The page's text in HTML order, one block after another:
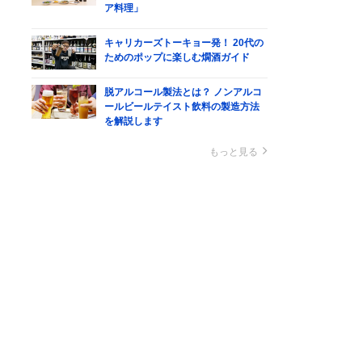
ア料理」
キャリカーズトーキョー発！ 20代の
ためのポップに楽しむ燗酒ガイド
脱アルコール製法とは？ ノンアルコ
ールビールテイスト飲料の製造方法
を解説します
もっと見る